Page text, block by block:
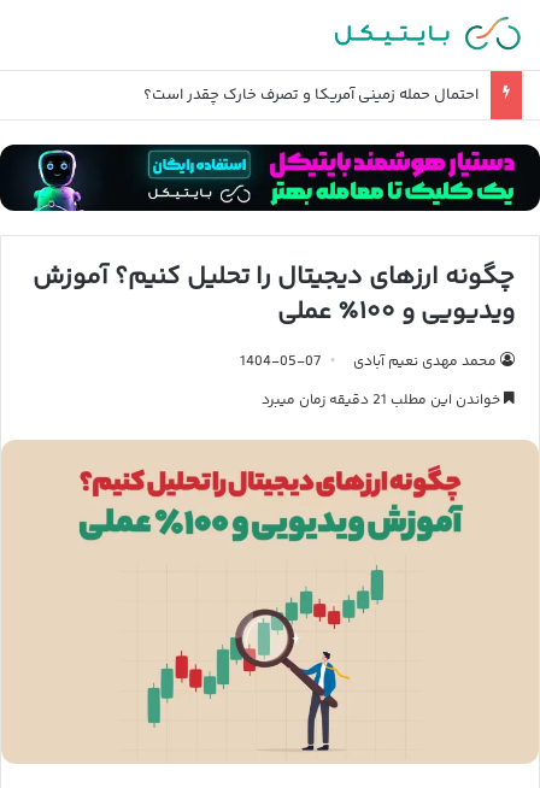
احتمال حمله زمینی آمریکا و تصرف خارک چقدر است؟
چگونه ارزهای دیجیتال را تحلیل کنیم؟ آموزش
ویدیویی و ۱۰۰٪ عملی
محمد مهدی نعیم آبادی
1404-05-07
خواندن این مطلب 21 دقیقه زمان میبرد